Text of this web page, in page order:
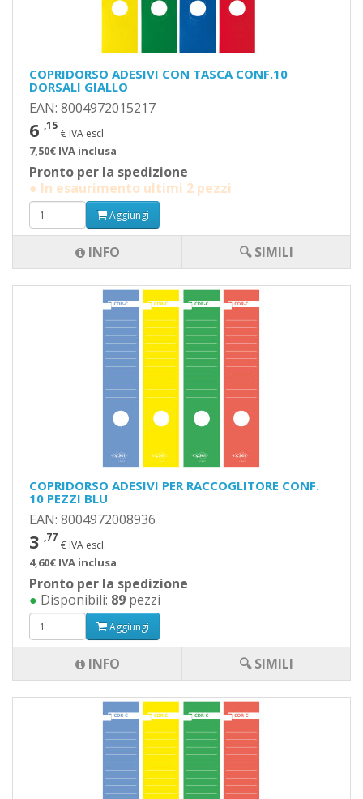
COPRIDORSO ADESIVI CON TASCA CONF.10
DORSALI GIALLO
EAN: 8004972015217
6 ,15
€ IVA escl.
7,50€ IVA inclusa
Pronto per la spedizione
● In esaurimento ultimi 2 pezzi
Aggiungi
INFO 🔍 SIMILI
COPRIDORSO ADESIVI PER RACCOGLITORE CONF.
10 PEZZI BLU
EAN: 8004972008936
3 ,77
€ IVA escl.
4,60€ IVA inclusa
Pronto per la spedizione
● Disponibili: 89 pezzi
Aggiungi
INFO 🔍 SIMILI